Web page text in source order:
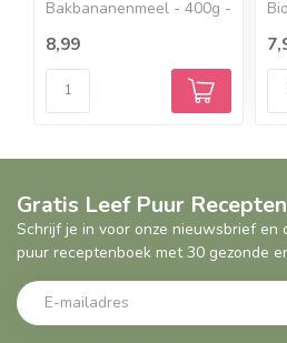
Bakbananenmeel - 400g -
8,99
Gratis Leef Puur
Schrijf je in voor onze nieuwsbrief
puur receptenboek met 30 gezonde